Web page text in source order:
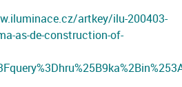
artkey/ilu-200403-
as-de-construction-of-